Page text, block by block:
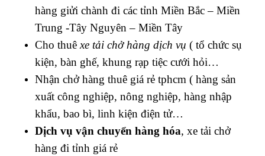
hàng giửi chành đi các tỉnh Miền Bắc – Miền
Trung -Tây Nguyên – Miền Tây
Cho thuê xe tải chở hàng dịch vụ ( tổ chức sụ
kiện, bàn ghế, khung rạp tiệc cưới hỏi…
Nhận chở hàng thuê giá rẻ tphcm ( hàng sản
xuất công nghiệp, nông nghiệp, hàng nhập
khẩu, bao bì, linh kiện điện tử…
Dịch vụ vận chuyển hàng hóa, xe tải chở
hàng đi tỉnh giá rẻ